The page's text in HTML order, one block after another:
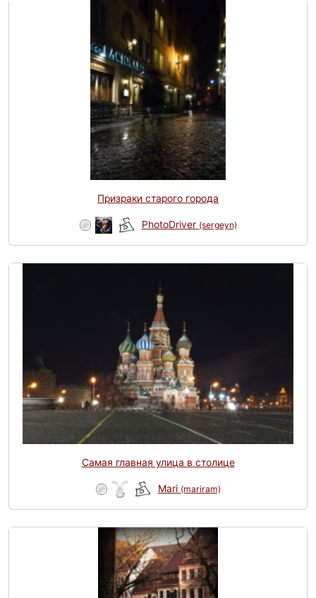
Призраки старого города
PhotoDriver (sergeyn)
Самая главная улица в столице
Mari (mariram)